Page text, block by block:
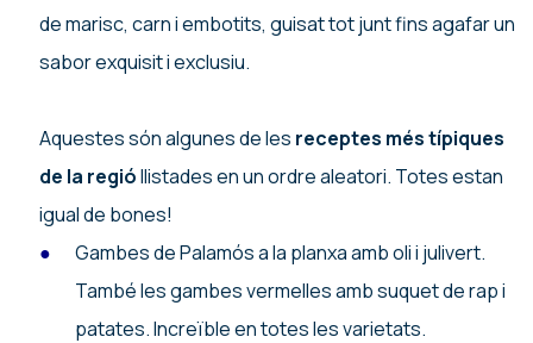
de marisc, carn i embotits, guisat tot junt fins agafar un
sabor exquisit i exclusiu.
Aquestes són algunes de les receptes més típiques
de la regióllistades en un ordre aleatori. Totes estan
igual de bones!
Gambes de Palamós a la planxa amb oli i julivert.
També les gambes vermelles amb suquet de rap i
patates. Increïble en totes les varietats.